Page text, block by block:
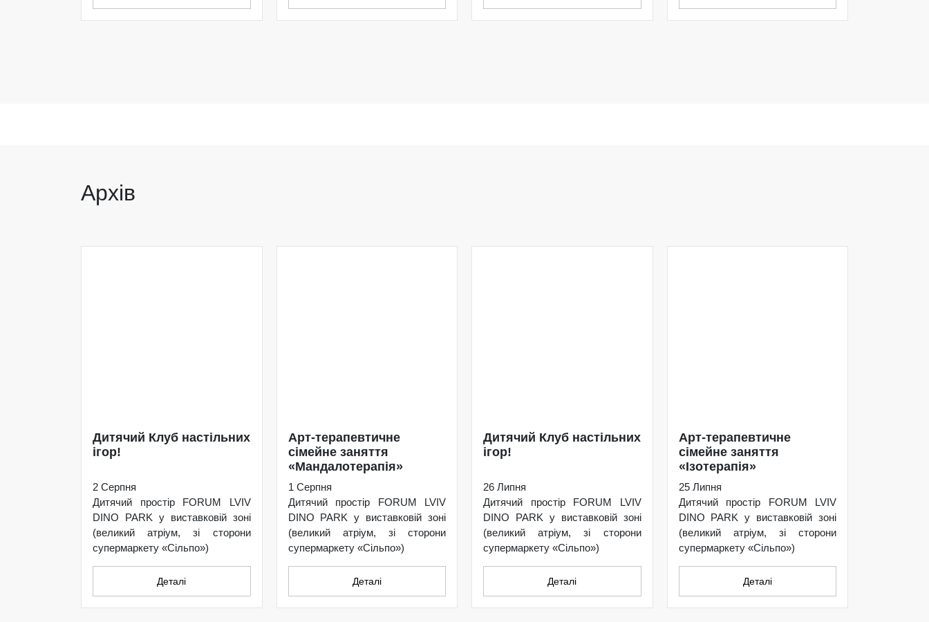
Архів
Дитячий Клуб настільних
ігор!
2 Серпня
Дитячий простір FORUM LVIV
DINO PARK у виставковій зоні
(великий атріум, зі сторони
супермаркету «Сільпо»)
Деталі
Арт-терапевтичне
сімейне заняття
«Мандалотерапія»
1 Серпня
Дитячий простір FORUM LVIV
DINO PARK у виставковій зоні
(великий атріум, зі сторони
супермаркету «Сільпо»)
Деталі
Дитячий Клуб настільних
ігор!
26 Липня
Дитячий простір FORUM LVIV
DINO PARK у виставковій зоні
(великий атріум, зі сторони
супермаркету «Сільпо»)
Деталі
Арт-терапевтичне
сімейне заняття
«Ізотерапія»
25 Липня
Дитячий простір FORUM LVIV
DINO PARK у виставковій зоні
(великий атріум, зі сторони
супермаркету «Сільпо»)
Деталі